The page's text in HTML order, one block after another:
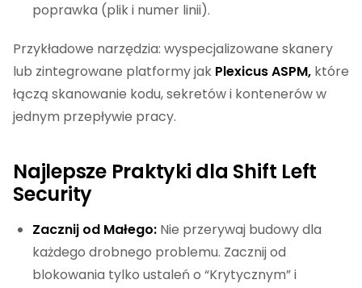
poprawka (plik i numer linii).
Przykładowe narzędzia: wyspecjalizowane skanery
lub zintegrowane platformy jak Plexicus ASPM, które
łączą skanowanie kodu, sekretów i kontenerów w
jednym przepływie pracy.
Najlepsze Praktyki dla Shift Left
Security
Zacznij od Małego: Nie przerywaj budowy dla
każdego drobnego problemu. Zacznij od
blokowania tylko ustaleń o “Krytycznym” i